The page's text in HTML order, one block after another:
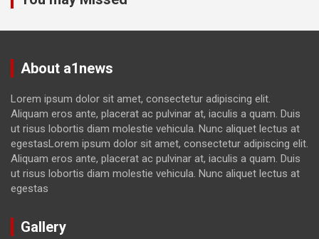
About a1news
Lorem ipsum dolor sit amet, consectetur adipiscing elit.
Aliquam eros ante, placerat ac pulvinar at, iaculis a quam. Duis
ut risus lobortis diam molestie vehicula. Nunc aliquet lectus at
egestasLorem ipsum dolor sit amet, consectetur adipiscing elit.
Aliquam eros ante, placerat ac pulvinar at, iaculis a quam. Duis
ut risus lobortis diam molestie vehicula. Nunc aliquet lectus at
egestas
Gallery